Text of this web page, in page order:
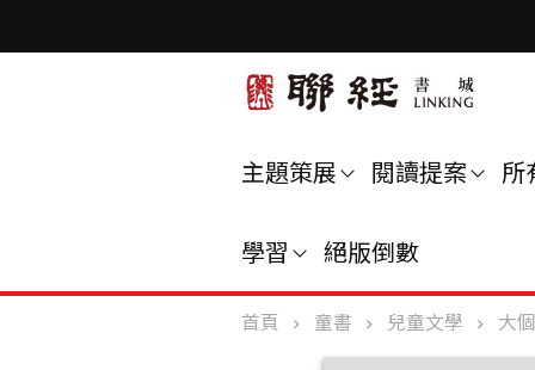
主題策展 閱讀提案 所
學習 絕版倒數
首頁 童書 兒童文學 大